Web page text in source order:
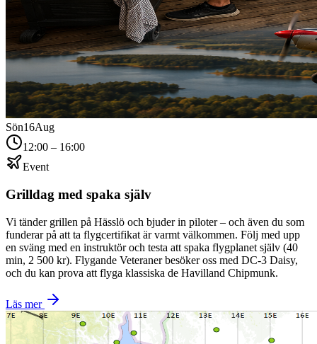
Sön16Aug
12:00 – 16:00
Event
Grilldag med spaka själv
Vi tänder grillen på Hässlö och bjuder in piloter – och även du som
funderar på att ta flygcertifikat är varmt välkommen. Följ med upp
en sväng med en instruktör och testa att spaka flygplanet själv (40
min, 2 500 kr). Flygande Veteraner besöker oss med DC-3 Daisy,
och du kan prova att flyga klassiska de Havilland Chipmunk.
Läs mer